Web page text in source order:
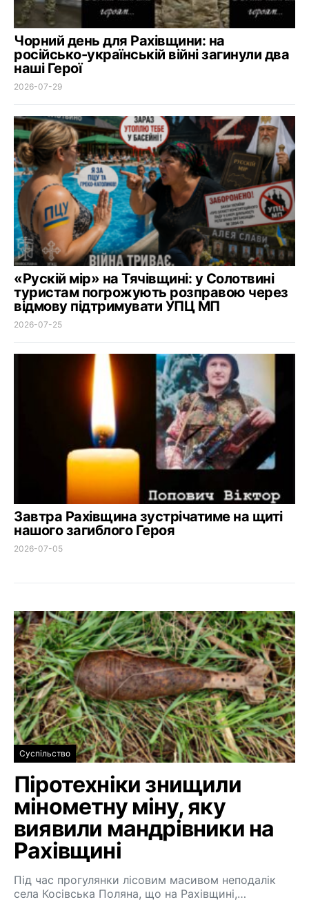
Чорний день для Рахівщини: на
російсько-українській війні загинули два
наші Герої
2026-07-29
«Рускій мір» на Тячівщині: у Солотвині
туристам погрожують розправою через
відмову підтримувати УПЦ МП
2026-07-25
Завтра Рахівщина зустрічатиме на щиті
нашого загиблого Героя
2026-07-05
Суспільство
Піротехніки знищили
мінометну міну, яку
виявили мандрівники на
Рахівщині
Під час прогулянки лісовим масивом неподалік
села Косівська Поляна, що на Рахівщині,…